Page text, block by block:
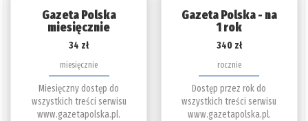
Gazeta Polska
miesięcznie
34 zł
miesięcznie
Miesięczny dostęp do
wszystkich treści serwisu
www.gazetapolska.pl.
Gazeta Polska - na
1 rok
340 zł
rocznie
Dostęp przez rok do
wszystkich treści serwisu
www.gazetapolska.pl.